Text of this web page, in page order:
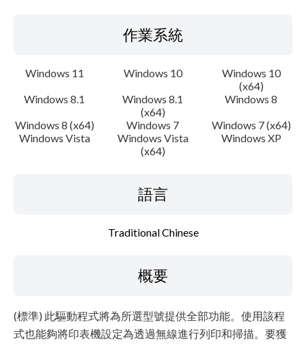
更新歷史記錄
系統要求
注意事項
作業系統
Windows 11 Windows 10
Windows 10
(x64)
Windows 8.1
Windows 8.1
(x64)
Windows 8
Windows 8 (x64)
Windows 7
Windows 7 (x64)
Windows Vista
Windows Vista
(x64)
Windows XP
語言
Traditional Chinese
概要
(標準) 此驅動程式將為所選型號提供全部功能。使用該程
式也能夠將印表機設定為透過無線進行列印和掃描。要獲